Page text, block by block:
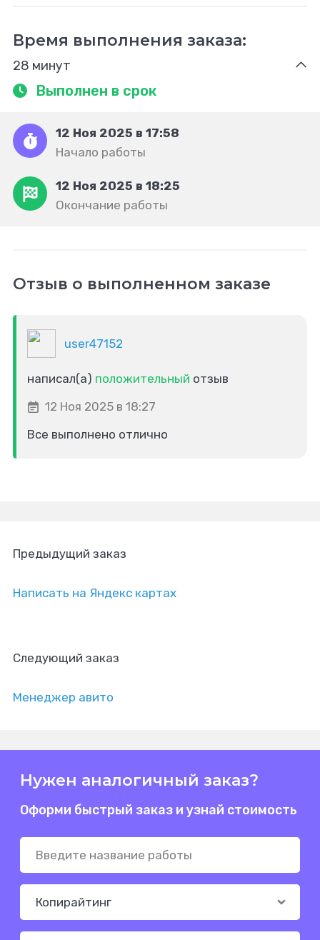
Время выполнения заказа:
28 минут
Выполнен в срок
12 Ноя 2025 в 17:58
Начало работы
12 Ноя 2025 в 18:25
Окончание работы
Отзыв о выполненном заказе
user47152
написал(а) положительный отзыв
12 Ноя 2025 в 18:27
Все выполнено отлично
Предыдущий заказ
Написать на Яндекс картах
Следующий заказ
Менеджер авито
Нужен аналогичный заказ?
Оформи быстрый заказ и узнай стоимость